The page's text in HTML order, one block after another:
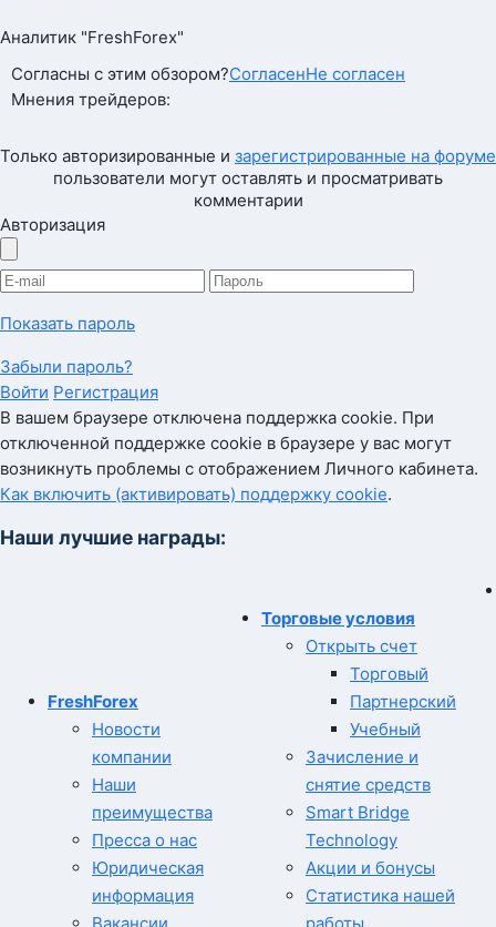
Аналитик "FreshForex"
Согласны с этим обзором?СогласенНе согласен
Мнения трейдеров:
Только авторизированные и зарегистрированные на форуме
пользователи могут оставлять и просматривать
комментарии
Авторизация
Показать пароль
Забыли пароль?
Войти Регистрация
В вашем браузере отключена поддержка cookie. При
отключенной поддержке cookie в браузере у вас могут
возникнуть проблемы с отображением Личного кабинета.
Как включить (активировать) поддержку cookie.
Наши лучшие награды:
FreshForex
Новости
компании
Наши
преимущества
Пресса о нас
Юридическая
информация
Торговые условия
Открыть счет
Торговый
Партнерский
Учебный
Зачисление и
снятие средств
Smart Bridge
Technology
Акции и бонусы
Статистика нашей